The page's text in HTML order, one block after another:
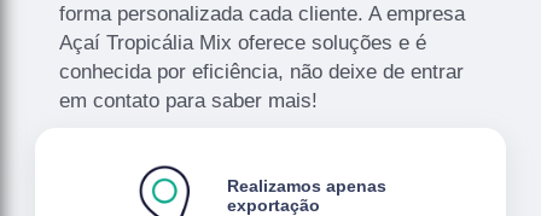
forma personalizada cada cliente. A empresa
Açaí Tropicália Mix oferece soluções e é
conhecida por eficiência, não deixe de entrar
em contato para saber mais!
Realizamos apenas
exportação